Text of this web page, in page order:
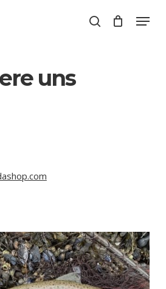
search
Menu
Close
uns